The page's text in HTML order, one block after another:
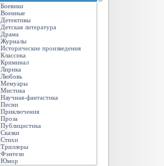
Боевики
Военные
Детективы
Детская литература
Драма
Журналы
Исторические произведения
Классика
Криминал
Лирика
Любовь
Мемуары
Мистика
Научная-фантастика
Песни
Приключения
Проза
Публицистика
Сказки
Стихи
Триллеры
Фэнтези
Юмор